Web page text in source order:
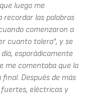
luego me
recordar las palabras
comenzaron a
cuanto tolera", y se
esporádicamente
me comentaba que la
Después de más
eléctricas y